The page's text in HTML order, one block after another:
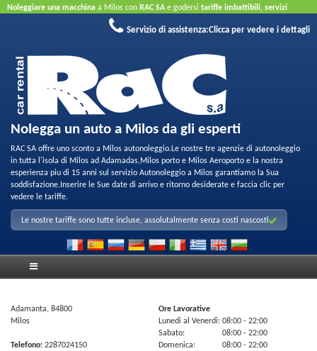
Noleggiare una macchina a Milos con RAC SA e godersi tariffe imbattibili, servizi
parco di qualita per noleggio
Non e necessaria la carta di credito.Servizio di assistenza:Clicca per vedere i dettagli
Nolegga un auto a Milos da gli esperti
RAC SA offre uno sconto a Milos autonoleggio.Le nostre tre agenzie di autonoleggio
in tutta l'isola di Milos ad Adamadas,Milos porto e Milos Aeroporto e la nostra
esperienza piu di 15 anni sul servizio Autonoleggio a Milos garantiamo la Sua
soddisfazione.Inserire le Sue date di arrivo e ritorno desiderate e faccia clic per
vedere le tariffe.
Le nostre tariffe sono tutte incluse, assolutalmente senza costi nascosti
Adamanta, 84800
Milos
Telefono: 2287024150
Ore Lavorative
Lunedi al Venerdi: 08:00 - 22:00
Sabato:
08:00 - 22:00
Domenica:
08:00 - 22:00